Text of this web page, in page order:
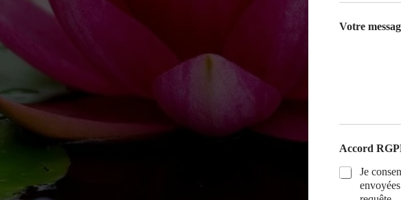
Votre
Accord
Je